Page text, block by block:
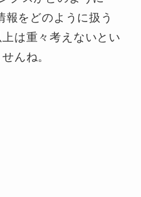
をどのように扱う
は重々考えないとい
んね。